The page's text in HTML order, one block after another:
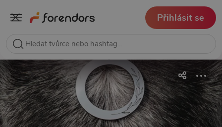
Přihlásit se